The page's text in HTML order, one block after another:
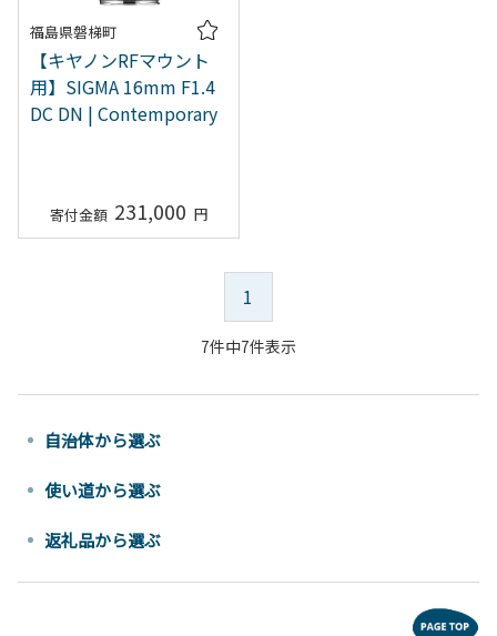
福島県磐梯町
【キヤノンRFマウント
用】SIGMA 16mm F1.4
DC DN | Contemporary
231,000
1
7件中7件表示
自治体から選ぶ
使い道から選ぶ
返礼品から選ぶ